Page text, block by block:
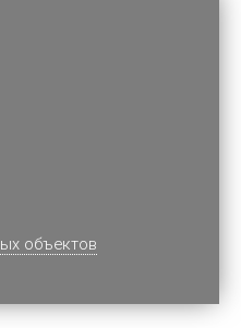
объектов